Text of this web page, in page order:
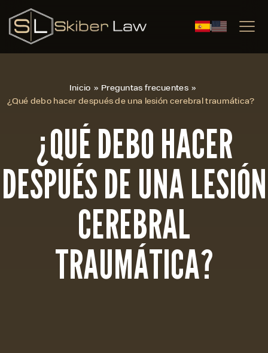
|
Inicio » Preguntas frecuentes »
¿Qué debo hacer después de una lesión cerebral traumática?
¿QUÉ DEBO HACER
DESPUÉS DE UNA LESIÓN
CEREBRAL
TRAUMÁTICA?